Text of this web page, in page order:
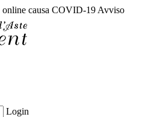
online causa COVID-19 Avviso
Login